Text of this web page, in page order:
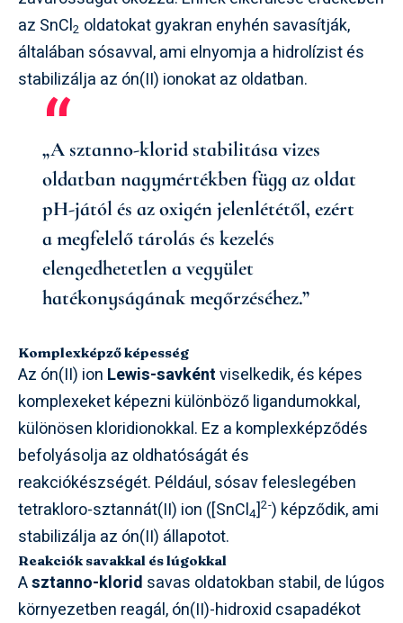
az SnCl2 oldatokat gyakran enyhén savasítják,
általában sósavval, ami elnyomja a hidrolízist és
stabilizálja az ón(II) ionokat az oldatban.
„A sztanno-klorid stabilitása vizes
oldatban nagymértékben függ az oldat
pH-jától és az oxigén jelenlététől, ezért
a megfelelő tárolás és kezelés
elengedhetetlen a vegyület
hatékonyságának megőrzéséhez.”
Komplexképző képesség
Az ón(II) ion Lewis-savkéntviselkedik, és képes
komplexeket képezni különböző ligandumokkal,
különösen kloridionokkal. Ez a komplexképződés
befolyásolja az oldhatóságát és
reakciókészségét. Például, sósav feleslegében
tetrakloro-sztannát(II) ion ([SnCl4]2-) képződik, ami
stabilizálja az ón(II) állapotot.
Reakciók savakkal és lúgokkal
Asztanno-klorid savas oldatokban stabil, de lúgos
környezetben reagál, ón(II)-hidroxid csapadékot